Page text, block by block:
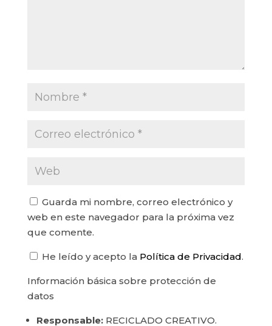
Guarda mi nombre, correo electrónico y
web en este navegador para la próxima vez
que comente.
He leído y acepto la Política de Privacidad.
Información básica sobre protección de
datos
Responsable:RECICLADO CREATIVO.